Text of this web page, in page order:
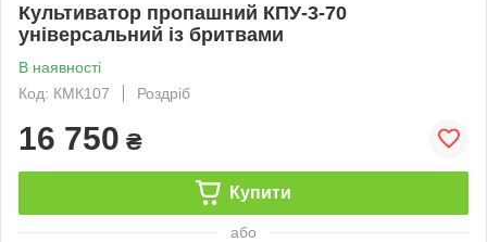
Культиватор пропашний КПУ-3-70
універсальний із бритвами
В наявності
Код: КМК107
Роздріб
16 750 ₴
Купити
або